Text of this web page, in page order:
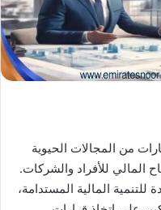
من المجالات الحيوية
المالي للأفراد والشركات.
المالية المستدامة،